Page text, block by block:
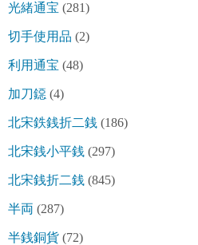
光緒通宝 (281)
切手使用品 (2)
利用通宝 (48)
加刀鐚 (4)
北宋鉄銭折二銭 (186)
北宋銭小平銭 (297)
北宋銭折二銭 (845)
半両 (287)
半銭銅貨 (72)